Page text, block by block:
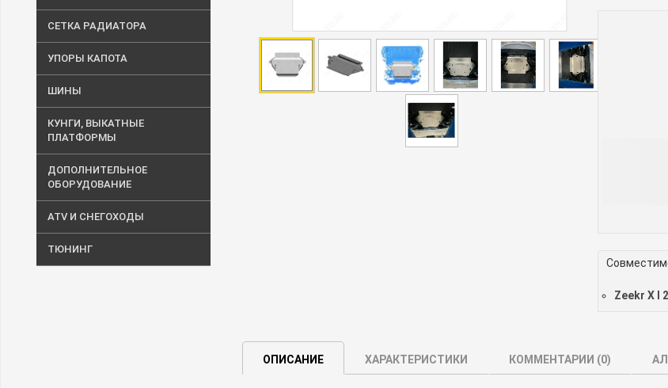
СЕТКА РАДИАТОРА
УПОРЫ КАПОТА
ШИНЫ
КУНГИ, ВЫКАТНЫЕ
ПЛАТФОРМЫ
ДОПОЛНИТЕЛЬНОЕ
ОБОРУДОВАНИЕ
ATV И СНЕГОХОДЫ
ТЮНИНГ
Zeekr X I
ОПИСАНИЕ ХАРАКТЕРИСТИКИ КОММЕНТАРИИ (0)